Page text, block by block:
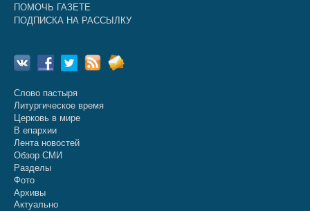
ПОМОЧЬ ГАЗЕТЕ
ПОДПИСКА НА РАССЫЛКУ
Слово пастыря
Литургическое время
Церковь в мире
В епархии
Лента новостей
Обзор СМИ
Разделы
Фото
Архивы
Актуально